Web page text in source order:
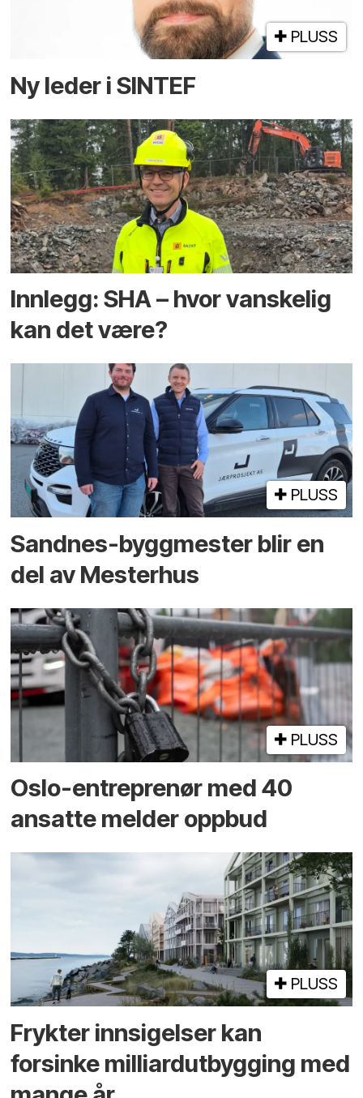
PLUSS
Ny leder i SINTEF
Innlegg: SHA – hvor vanskelig
kan det være?
PLUSS
Sandnes-byggmester blir en
del av Mesterhus
PLUSS
Oslo-entreprenør med 40
ansatte melder oppbud
PLUSS
Frykter innsigelser kan
forsinke milliard­utbygging med